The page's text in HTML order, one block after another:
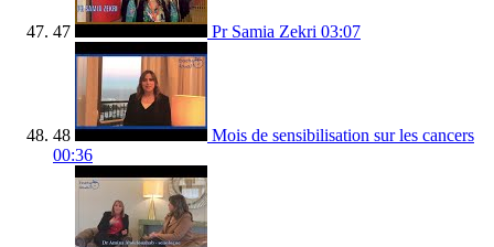
47 Pr Samia Zekri 03:07
48
Mois de sensibilisation sur les cancers
00:36